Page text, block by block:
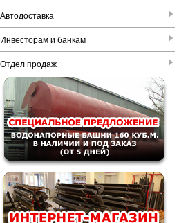
Автодоставка
Инвесторам и банкам
Отдел продаж